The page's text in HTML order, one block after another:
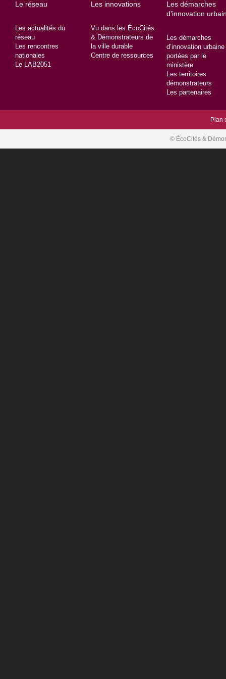
page
Menu
Le réseau
Les actualités du
réseau
Les rencontres
nationales
Le LAB2051
Les innovations
Vu dans les ÉcoCités
& Démonstrateurs de
la ville durable
Centre de ressources
Les démarches
d’innovation
Les démarches
d’innovation urbaine
portées par le
ministère
Les territoires
démonstrateurs
Les partenaires
Plan
© ÉcoCités &